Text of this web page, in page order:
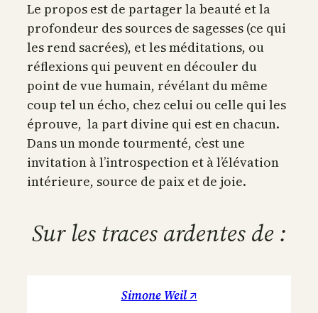
Le propos est de partager la beauté et la
profondeur des sources de sagesses (ce qui
les rend sacrées), et les méditations, ou
réflexions qui peuvent en découler du
point de vue humain, révélant du même
coup tel un écho, chez celui ou celle qui les
éprouve, la part divine qui est en chacun.
Dans un monde tourmenté, c’est une
invitation à l’introspection et à l’élévation
intérieure, source de paix et de joie.
Sur les traces ardentes de :
Simone Weil ↗